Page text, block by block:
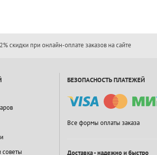
2% скидки при онлайн-оплате заказов на сайте
советы
БЕЗОПАСНОСТЬ ПЛАТЕЖЕЙ
Все формы оплаты заказа
Доставка - надежно и быстро